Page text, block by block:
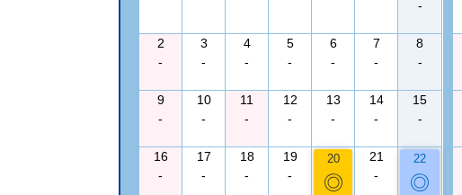
-
2
-
3
-
4
-
5
-
6
-
7
-
8
-
9
-
10
-
11
-
12
-
13
-
14
-
15
-
16
-
17
-
18
-
19
-
20
◎
21
-
22
◎